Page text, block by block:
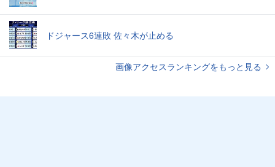
ドジャース6連敗 佐々木が止める
画像アクセスランキングをもっと見る